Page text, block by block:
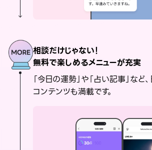
相談だけじゃない！
無料で楽しめるメニューが充実
「今日の運勢」や「占い記事」など
コンテンツも満載です。